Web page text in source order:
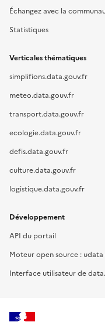
Échangez avec la
Statistiques
Verticales thématiques
simplifions.data.gouv.fr
meteo.data.gouv.fr
transport.data.gouv.fr
ecologie.data.gouv.fr
defis.data.gouv.fr
culture.data.gouv.fr
logistique.data.gouv.fr
Développement
API du portail
Moteur open source : udata
Interface utilisateur de